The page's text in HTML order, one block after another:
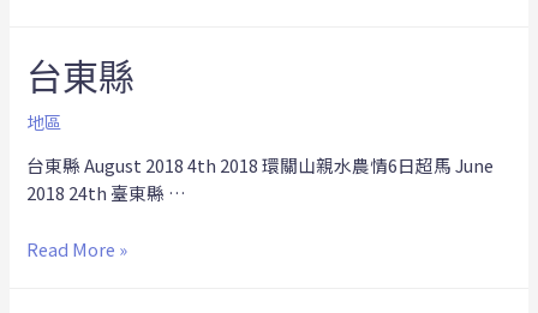
台東縣
地區
台東縣 August 2018 4th 2018 環關山親水農情6日超馬 June
2018 24th 臺東縣 …
Read More »